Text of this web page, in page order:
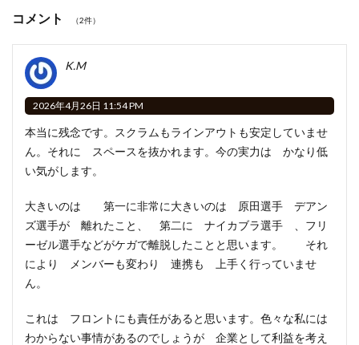
コメント （2件）
K.M
2026年4月26日 11:54 PM
本当に残念です。スクラムもラインアウトも安定していませ
ん。それに スペースを抜かれます。今の実力は かなり低
い気がします。
大きいのは 第一に非常に大きいのは 原田選手 デアン
ズ選手が 離れたこと、 第二に ナイカブラ選手 、フリ
ーゼル選手などがケガで離脱したことと思います。 それ
により メンバーも変わり 連携も 上手く行っていませ
ん。
これは フロントにも責任があると思います。色々な私には
わからない事情があるのでしょうが 企業として利益を考え